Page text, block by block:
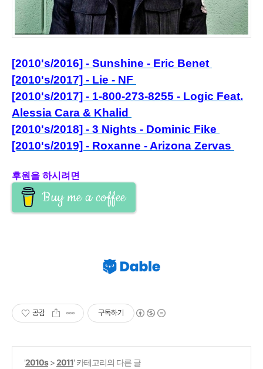
[2010's/2016] - Sunshine - Eric Benet
[2010's/2017] - Lie - NF
[2010's/2017] - 1-800-273-8255 - Logic Feat.
Alessia Cara & Khalid
[2010's/2018] - 3 Nights - Dominic Fike
[2010's/2019] - Roxanne - Arizona Zervas
후원을 하시려면
Buy me a coffee
공감 구독하기
'2010s>2011' 카테고리의 다른 글